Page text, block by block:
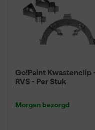
Go!Paint Kwastenclip
RVS - Per Stuk
Morgen bezorgd